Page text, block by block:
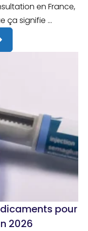
en France,
ça signifie ...
pour
2026